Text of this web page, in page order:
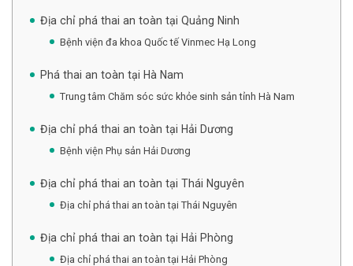
Địa chỉ phá thai an toàn tại Quảng Ninh
Bệnh viện đa khoa Quốc tế Vinmec Hạ Long
Phá thai an toàn tại Hà Nam
Trung tâm Chăm sóc sức khỏe sinh sản tỉnh Hà Nam
Địa chỉ phá thai an toàn tại Hải Dương
Bệnh viện Phụ sản Hải Dương
Địa chỉ phá thai an toàn tại Thái Nguyên
Địa chỉ phá thai an toàn tại Thái Nguyên
Địa chỉ phá thai an toàn tại Hải Phòng
Địa chỉ phá thai an toàn tại Hải Phòng